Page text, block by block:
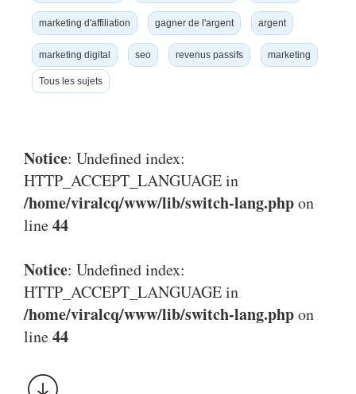
marketing d'affiliation gagner de l'argent argent
marketing digital seo revenus passifs marketing
Tous les sujets
Notice: Undefined index:
HTTP_ACCEPT_LANGUAGE in
/home/viralcq/www/lib/switch-lang.phpon
line44
Notice: Undefined index:
HTTP_ACCEPT_LANGUAGE in
/home/viralcq/www/lib/switch-lang.phpon
line44